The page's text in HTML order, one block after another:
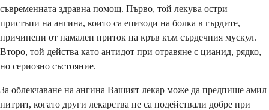
съвременната здравна помощ. Първо, той лекува остри
пристъпи на ангина, които са епизоди на болка в гърдите,
причинени от намален приток на кръв към сърдечния мускул.
Второ, той действа като антидот при отравяне с цианид, рядко,
но сериозно състояние.
За облекчаване на ангина Вашият лекар може да предпише амил
нитрит, когато други лекарства не са подействали добре при